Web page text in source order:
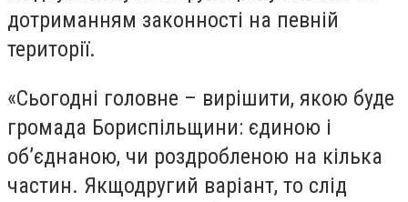
дотриманням законності на певній
території.
«Сьогодні головне – вирішити, якою буде
громада Бориспільщини: єдиною і
об’єднаною, чи роздробленою на кілька
частин. Якщодругий варіант, то слід